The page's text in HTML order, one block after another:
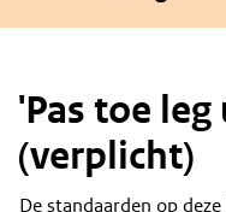
'Pas toe
(verplicht)
De standaarden op